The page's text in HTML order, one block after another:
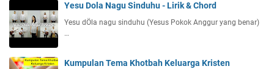
Yesu Dola Nagu Sinduhu - Lirik & Chord
Yesu dÖla nagu sinduhu (Yesus Pokok Anggur yang benar)
…
Kumpulan Tema Khotbah Keluarga Kristen